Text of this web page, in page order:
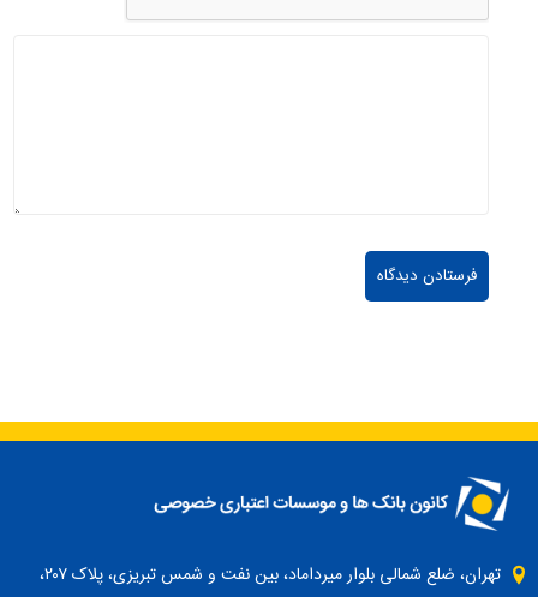
تهران، ضلع شمالی بلوار میرداماد، بین نفت و شمس تبریزی، پلاک ۲۰۷،